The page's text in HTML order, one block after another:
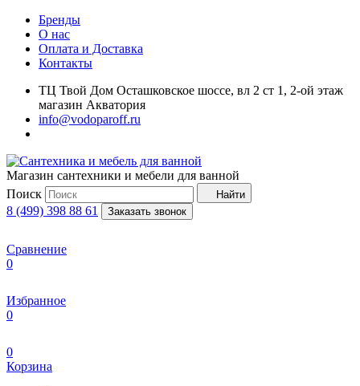
Бренды
О нас
Оплата и Доставка
Контакты
ТЦ Твой Дом Осташковское шоссе, вл 2 ст 1, 2-ой этаж
магазин Акватория
info@vodoparoff.ru
Магазин сантехники и мебели для ванной
Поиск
Найти
8 (499) 398 88 61 Заказать звонок
Сравнение
0
Избранное
0
0
Корзина